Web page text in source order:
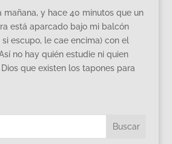
mañana, y hace 40 minutos que un
está aparcado bajo mi balcón
escupo, le cae encima) con el
no hay quién estudie ni quien
que existen los tapones para